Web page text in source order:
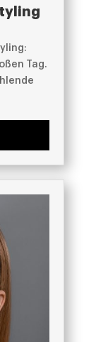
Tag.